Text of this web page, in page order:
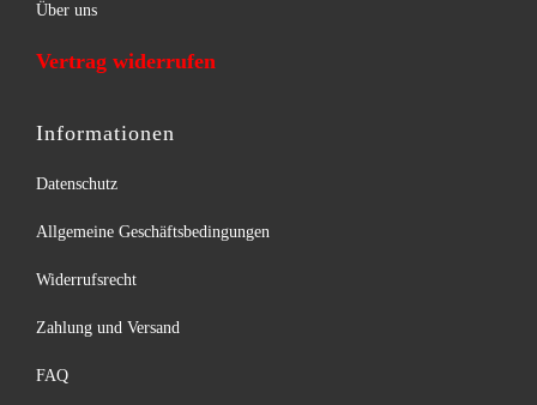
Über uns
Vertrag widerrufen
Informationen
Datenschutz
Allgemeine Geschäftsbedingungen
Widerrufsrecht
Zahlung und Versand
FAQ